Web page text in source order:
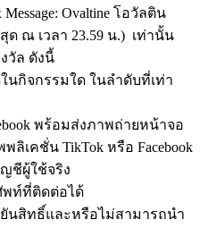
Ovaltine โอวัลติน
ณ เวลา 23.59 น.) เท่านั้น
วัล ดังนี้
กิจกรรมใด ในลำดับที่เท่า
พร้อมส่งภาพถ่ายหน้าจอ
ลิเคชั่น TikTok หรือ Facebook
ญชีผู้ใช้จริง
ท์ที่ติดต่อได้
นสิทธิ์และหรือไม่สามารถนำ